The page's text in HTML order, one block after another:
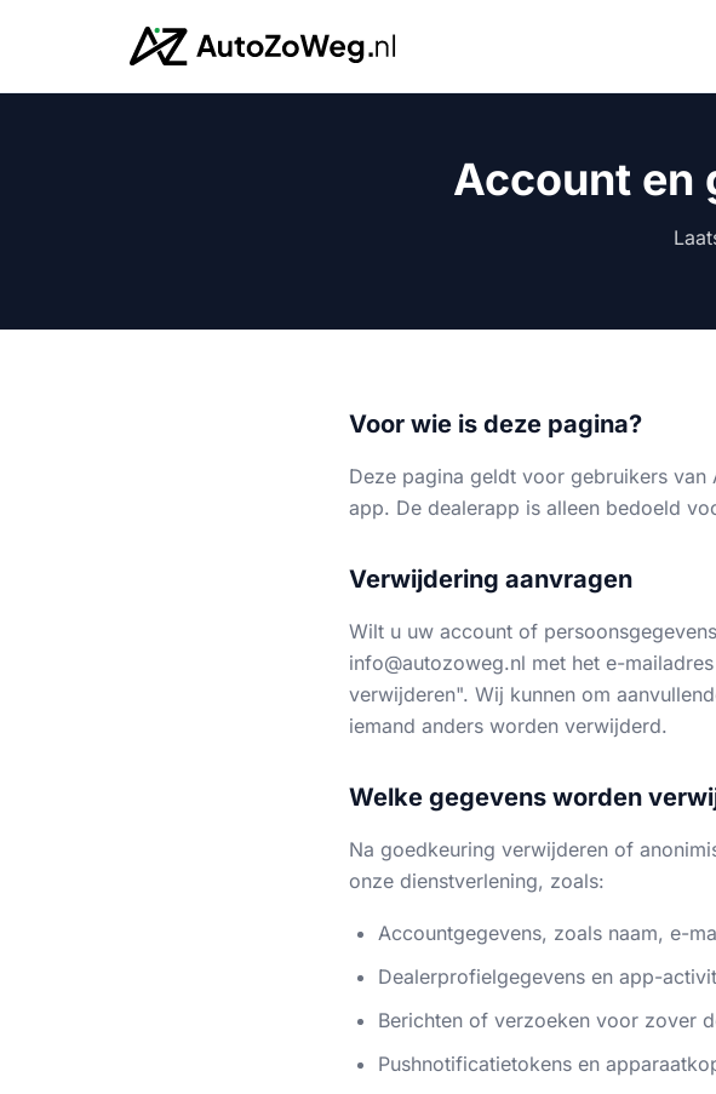
Account en
Voor wie is deze pagina?
Deze pagina geldt voor gebruikers van
app. De dealerapp is alleen bedoeld
Verwijdering aanvragen
Wilt u uw account of
info@autozoweg.nl met het e-
verwijderen". Wij kunnen om
iemand anders worden verwijderd.
Welke gegevens worden
Na goedkeuring verwijderen of
onze dienstverlening, zoals:
Accountgegevens, zoals naam, e-
Dealerprofielgegevens en app-
Berichten of verzoeken voor zover
Pushnotificatietokens en